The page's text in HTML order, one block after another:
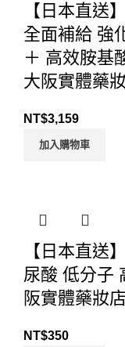
【日本直送
全面補給 強
＋ 高效胺基
大阪實體藥
NT$3,159
加入購物車
【日本直送
尿酸 低分子
阪實體藥妝
NT$350